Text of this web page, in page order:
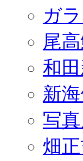
ガ
尾
和
新
写
畑